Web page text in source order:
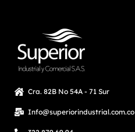
Cra. 82B No 54A - 71 Sur
Info@superiorindustrial.com.co